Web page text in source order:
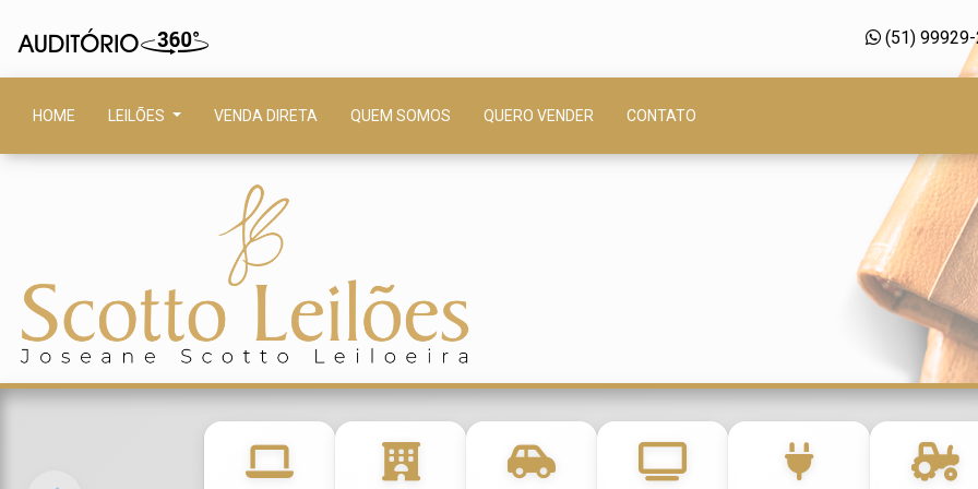
(51)
HOME LEILÕES VENDA DIRETA QUEM SOMOS QUERO VENDER CONTATO